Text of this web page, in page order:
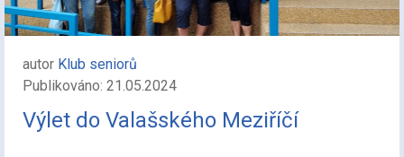
autor Klub seniorů
Publikováno: 21.05.2024
Výlet do Valašského Meziříčí